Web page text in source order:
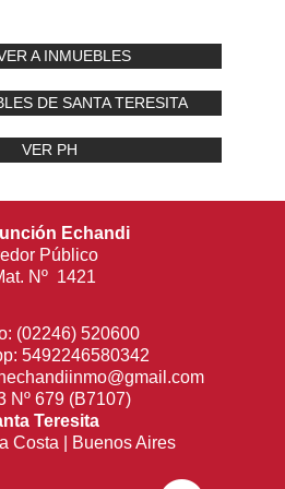
A INMUEBLES
DE SANTA TERESITA
VER PH
Echandi
Público
Nº 1421
(02246) 520600
5492246580342
Nº 679 (B7107)
Teresita
Costa | Buenos Aires